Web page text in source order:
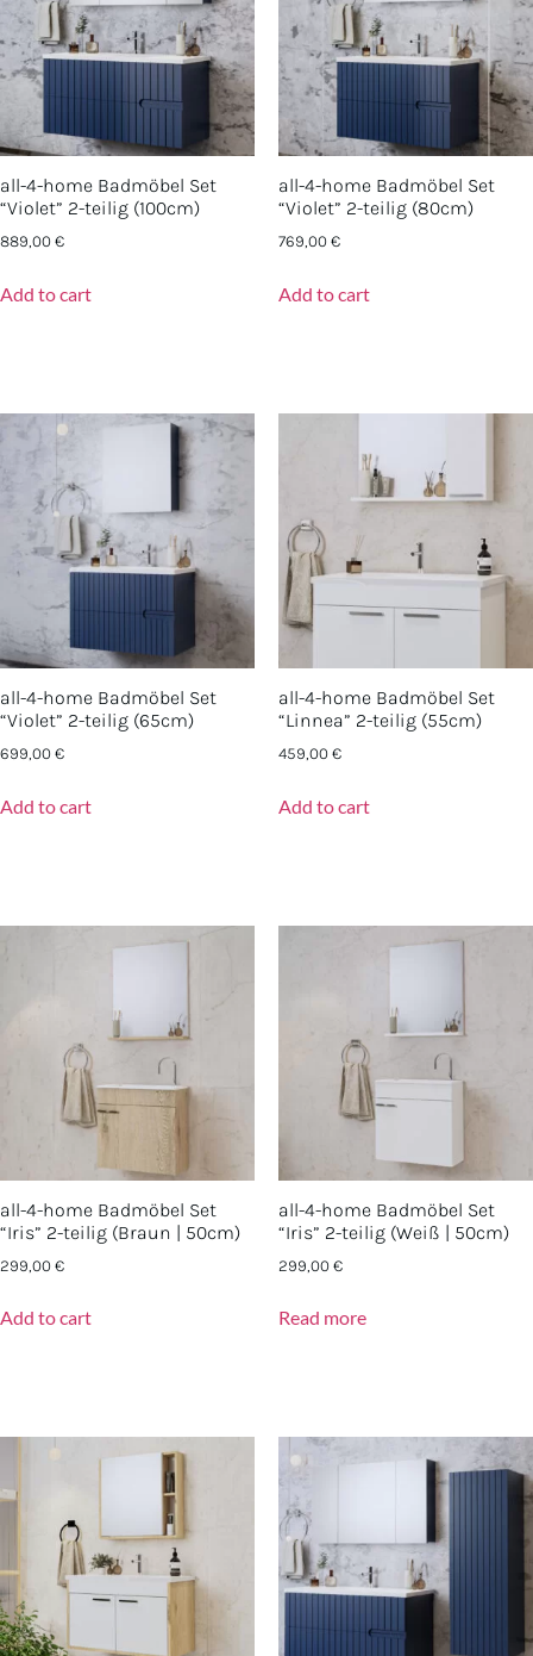
all-4-home Badmöbel Set
“Violet” 2-teilig (100cm)
889,00€
Add to cart
all-4-home Badmöbel Set
“Violet” 2-teilig (80cm)
769,00€
Add to cart
all-4-home Badmöbel Set
“Violet” 2-teilig (65cm)
699,00€
Add to cart
all-4-home Badmöbel Set
“Linnea” 2-teilig (55cm)
459,00€
Add to cart
all-4-home Badmöbel Set
“Iris” 2-teilig (Braun | 50cm)
299,00€
Add to cart
all-4-home Badmöbel Set
“Iris” 2-teilig (Weiß | 50cm)
299,00€
Read more